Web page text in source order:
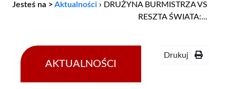
Jesteś na > Aktualności › DRUŻYNA BURMISTRZA VS
RESZTA ŚWIATA:...
AKTUALNOŚCI
Drukuj
05-